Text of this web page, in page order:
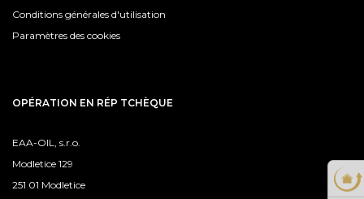
Conditions générales d'utilisation
Paramètres des cookies
OPÉRATION EN RÉP TCHÈQUE
EAA-OIL, s.r.o.
Modletice 129
251 01 Modletice